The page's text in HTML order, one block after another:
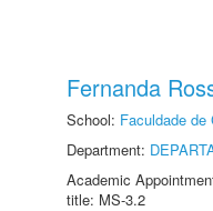
Fernanda
School: Faculdade de
Department:
Academic
title: MS-3.2